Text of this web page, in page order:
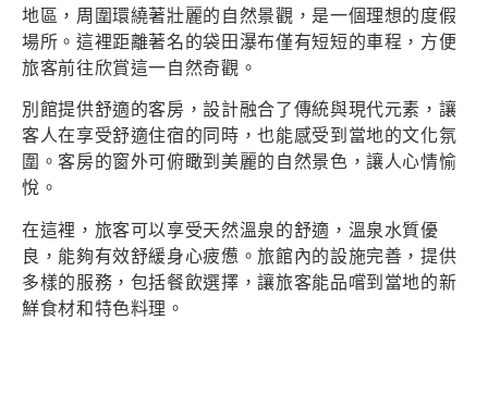
地區，周圍環繞著壯麗的自然景觀，是一個理想的度假
場所。這裡距離著名的袋田瀑布僅有短短的車程，方便
旅客前往欣賞這一自然奇觀。
別館提供舒適的客房，設計融合了傳統與現代元素，讓
客人在享受舒適住宿的同時，也能感受到當地的文化氛
圍。客房的窗外可俯瞰到美麗的自然景色，讓人心情愉
悅。
在這裡，旅客可以享受天然溫泉的舒適，溫泉水質優
良，能夠有效舒緩身心疲憊。旅館內的設施完善，提供
多樣的服務，包括餐飲選擇，讓旅客能品嚐到當地的新
鮮食材和特色料理。